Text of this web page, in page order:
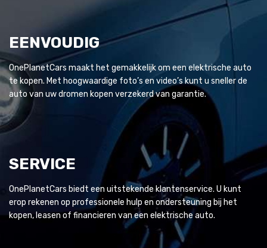
EENVOUDIG
OnePlanetCars maakt het gemakkelijk om een elektrische auto
te kopen. Met hoogwaardige foto’s en video’s kunt u sneller de
auto van uw dromen kopen verzekerd van garantie.
SERVICE
OnePlanetCars biedt een uitstekende klantenservice. U kunt
erop rekenen op professionele hulp en ondersteuning bij het
kopen, leasen of financieren van een elektrische auto.